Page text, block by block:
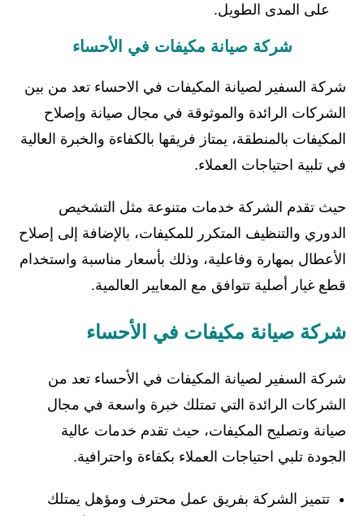
على المدى الطويل.
شركة صيانة مكيفات في الأحساء
شركة السفير لصيانة المكيفات في الاحساء تعد من بين
الشركات الرائدة والموثوقة في مجال صيانة وإصلاح
المكيفات بالمنطقة، يمتاز فريقها بالكفاءة والخبرة العالية
في تلبية احتياجات العملاء.
حيث تقدم الشركة خدمات متنوعة مثل التشخيص
الدوري والتنظيف المتكرر للمكيفات، بالإضافة إلى إصلاح
الأعطال بمهارة وفاعلية، وذلك بأسعار مناسبة واستخدام
قطع غيار أصلية تتوافق مع المعايير العالمية.
شركة صيانة مكيفات في الأحساء
شركة السفير لصيانة المكيفات في الأحساء تعد من
الشركات الرائدة التي تمتلك خبرة واسعة في مجال
صيانة وتصليح المكيفات، حيث تقدم خدمات عالية
الجودة تلبي احتياجات العملاء بكفاءة واحترافية.
تتميز الشركة بفريق عمل محترف ومؤهل يمتلك